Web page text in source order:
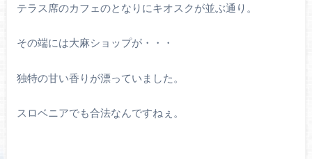
テラス席のカフェのとなりにキオスクが並ぶ通り。
その端には大麻ショップが・・・
独特の甘い香りが漂っていました。
スロベニアでも合法なんですねぇ。